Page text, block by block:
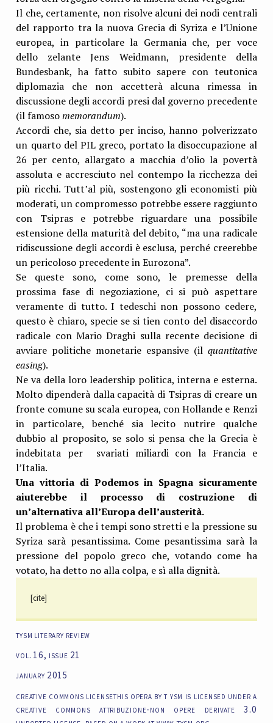
Il che, certamente, non risolve alcuni dei nodi centrali
del rapporto tra la nuova Grecia di Syriza e l’Unione
europea, in particolare la Germania che, per voce
dello zelante Jens Weidmann, presidente della
Bundesbank, ha fatto subito sapere con teutonica
diplomazia che non accetterà alcuna rimessa in
discussione degli accordi presi dal governo precedente
(il famosomemorandum).
Accordi che, sia detto per inciso, hanno polverizzato
un quarto del PIL greco, portato la disoccupazione al
26 per cento, allargato a macchia d’olio la povertà
assoluta e accresciuto nel contempo la ricchezza dei
più ricchi. Tutt’al più, sostengono gli economisti più
moderati, un compromesso potrebbe essere raggiunto
con Tsipras e potrebbe riguardare una possibile
estensione della maturità del debito, “ma una radicale
ridiscussione degli accordi è esclusa, perché creerebbe
un pericoloso precedente in Eurozona”.
Se queste sono, come sono, le premesse della
prossima fase di negoziazione, ci si può aspettare
veramente di tutto. I tedeschi non possono cedere,
questo è chiaro, specie se si tien conto del disaccordo
radicale con Mario Draghi sulla recente decisione di
avviare politiche monetarie espansive (il quantitative
easing).
Ne va della loro leadership politica, interna e esterna.
Molto dipenderà dalla capacità di Tsipras di creare un
fronte comune su scala europea, con Hollande e Renzi
in particolare, benché sia lecito nutrire qualche
dubbio al proposito, se solo si pensa che la Grecia è
indebitata per svariati miliardi con la Francia e
l’Italia.
Una vittoria di Podemos in Spagna sicuramente
aiuterebbe il processo di costruzione di
un’alternativa all’Europa dell’austerità.
Il problema è che i tempi sono stretti e la pressione su
Syriza sarà pesantissima. Come pesantissima sarà la
pressione del popolo greco che, votando come ha
votato, ha detto no alla colpa, e sì alla dignità.
[cite]
tysm literary review
vol. 16, issue 21
january 2015
creative commons licensethis opera by t ysm is licensed under a
creative commons attribuzione-non opere derivate 3.0